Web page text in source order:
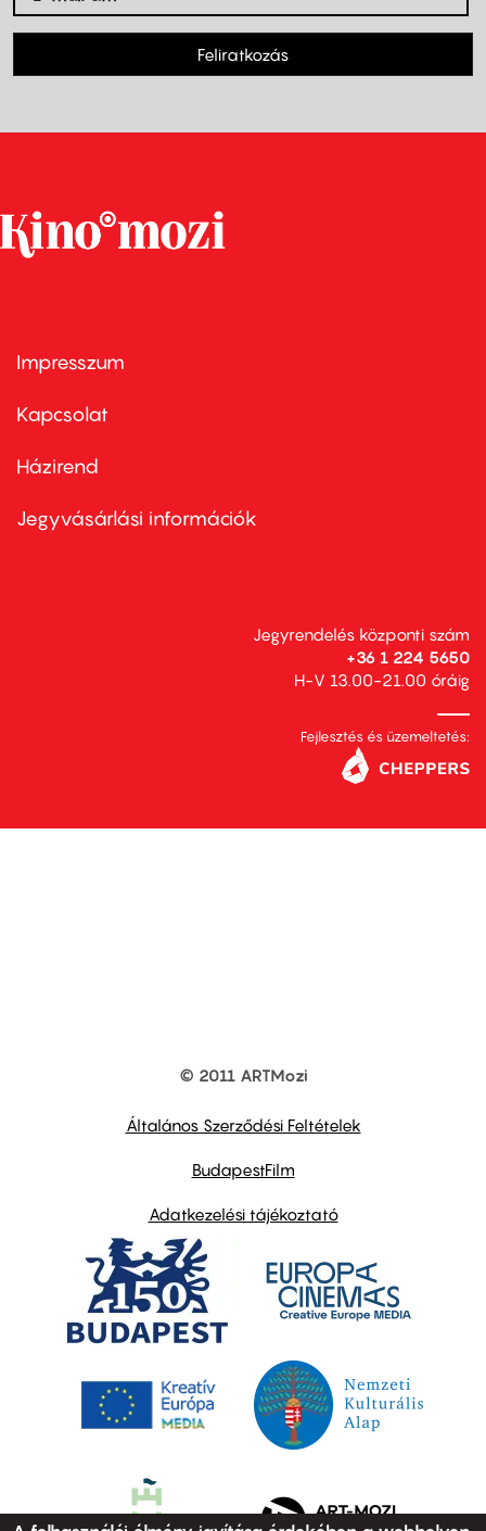
Feliratkozás
Footer
first
Impresszum
Kapcsolat
Footer
second
Házirend
Jegyvásárlási információk
Jegyrendelés központi szám
+36 1 224 5650
H-V 13.00-21.00 óráig
Fejlesztés és üzemeltetés:
© 2011 ARTMozi
Általános Szerződési Feltételek
BudapestFilm
Adatkezelési tájékoztató